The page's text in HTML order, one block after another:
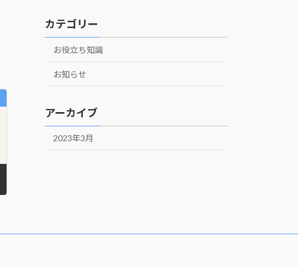
カテゴリー
お役立ち知識
お知らせ
アーカイブ
2023年3月